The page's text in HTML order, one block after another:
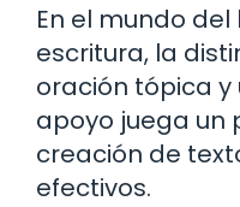
En el mundo
escritura, la
oración tópica
apoyo juega un
creación de
efectivos.